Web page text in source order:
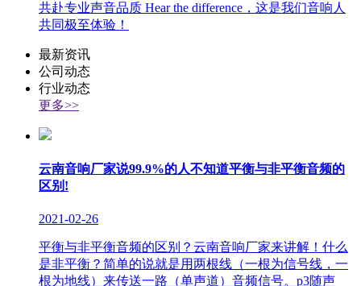
共赴专业声音品质 Hear the difference，这是我们音响人
共同极至体验！
最新资讯
公司动态
行业动态
更多>>
云南音响厂家说99.9%的人不知道平衡与非平衡音频的
区别!
2021-02-26
平衡与非平衡音频的区别？云南音响厂家来讲解！什么
是非平衡？简单的说就是用两根线（一根为信号线，一
根为地线）来传送一路（单声道）音频信号。p3随声